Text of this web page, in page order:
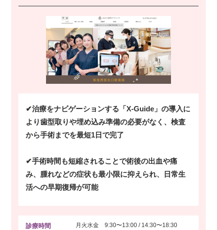
✔治療をナビゲーションする「X-Guide」の導入に
より歯型取りや埋め込み準備の必要がなく、検査
から手術までを最短1日で完了
✔手術時間も短縮されることで術後の出血や痛
み、腫れなどの症状も最小限に抑えられ、日常生
活への早期復帰が可能
診療時間
月火水金 9:30〜13:00 / 14:30〜18:30